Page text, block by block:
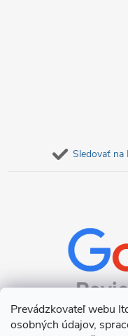
Prevádzkovateľ webu
osobných údajov,
Sledovať na